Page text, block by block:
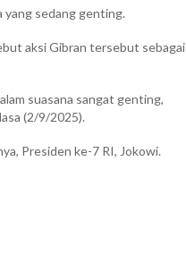
yang sedang genting.
aksi Gibran tersebut sebagai
suasana sangat genting,
(2/9/2025).
Presiden ke-7 RI, Jokowi.